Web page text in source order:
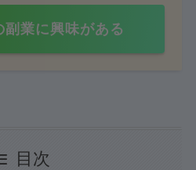
業に興味がある
目次